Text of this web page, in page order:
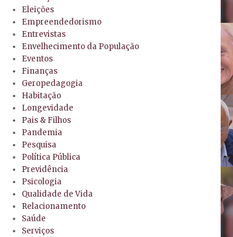
Eleições
Empreendedorismo
Entrevistas
Envelhecimento da População
Eventos
Finanças
Geropedagogia
Habitação
Longevidade
Pais & Filhos
Pandemia
Pesquisa
Política Pública
Previdência
Psicologia
Qualidade de Vida
Relacionamento
Saúde
Serviços